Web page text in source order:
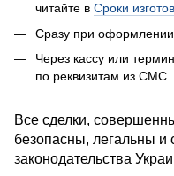
читайте в Сроки
Сразу при оформлении
Через кассу или
по реквизитам из СМС
Все сделки,
безопасны, легальны и
законодательства